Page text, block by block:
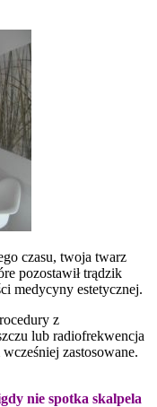
czasu, twoja twarz
pozostawił trądzik
medycyny estetycznej.
z
lub radiofrekwencja
zastosowane.
nie spotka skalpela